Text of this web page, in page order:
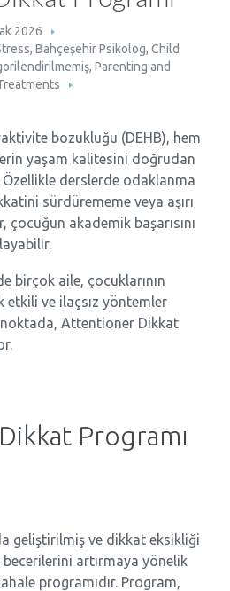
2026
,Bahçeşehir Psikolog,Child
,Parenting and
bozukluğu (DEHB), hem
yaşam kalitesini doğrudan
derslerde odaklanma
sürdürememe veya aşırı
akademik başarısını
birçok aile, çocuklarının
etkili ve ilaçsız yöntemler
noktada, Attentioner Dikkat
Programı
geliştirilmiş ve dikkat eksikliği
artırmaya yönelik
programıdır. Program,